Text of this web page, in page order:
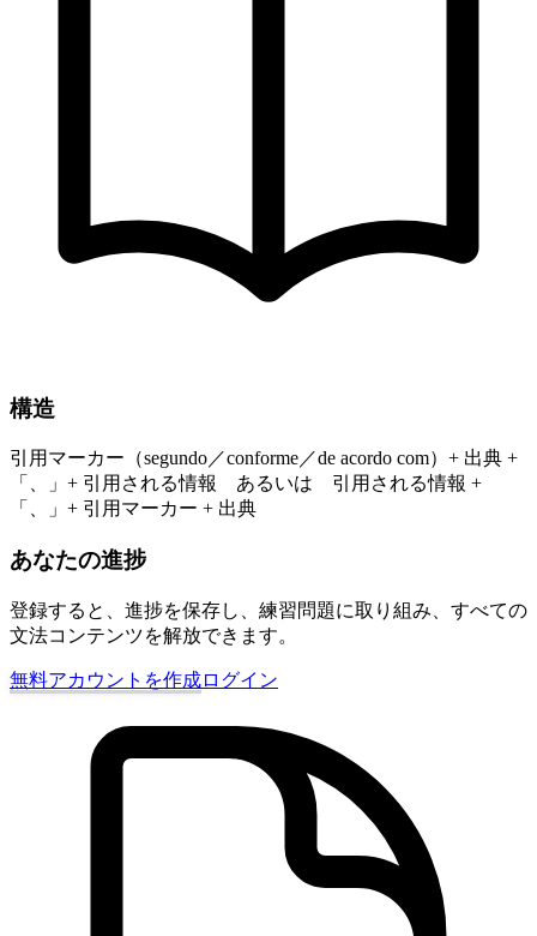
構造
引用マーカー（segundo／conforme／de acordo com）+ 出典 +
「、」+ 引用される情報 あるいは 引用される情報 +
「、」+ 引用マーカー + 出典
あなたの進捗
登録すると、進捗を保存し、練習問題に取り組み、すべての
文法コンテンツを解放できます。
無料アカウントを作成ログイン